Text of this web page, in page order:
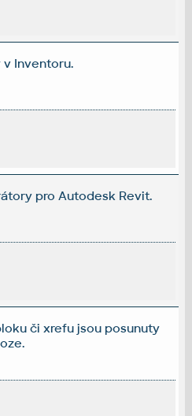
Inventoru.
pro Autodesk Revit.
či xrefu jsou posunuty